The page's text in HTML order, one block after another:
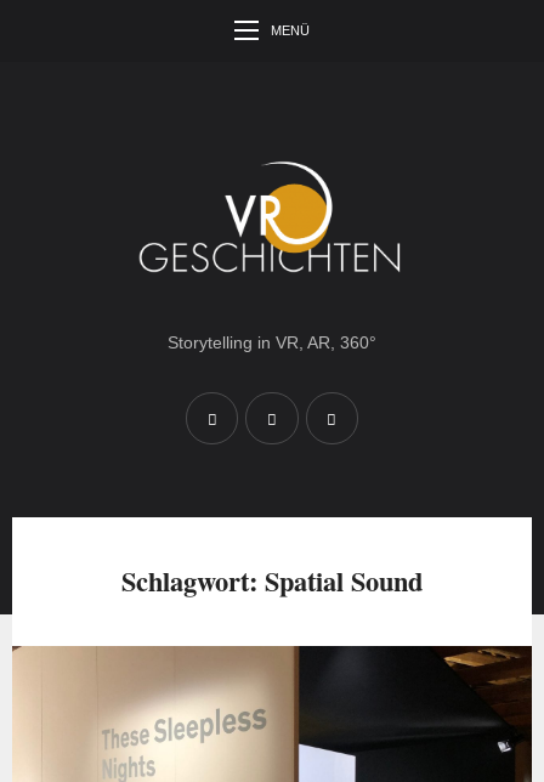
MENÜ
Storytelling in VR, AR, 360°
Schlagwort: Spatial Sound